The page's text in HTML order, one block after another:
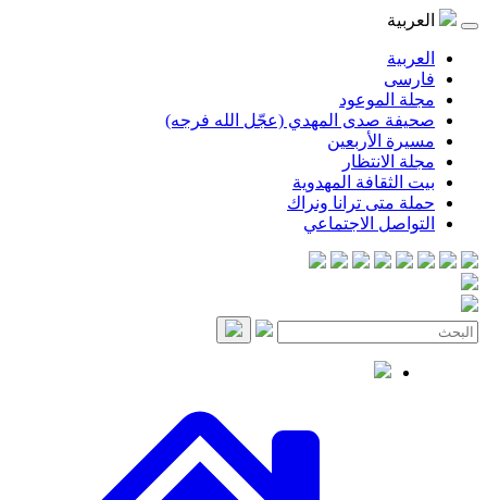
المهدي (عجّل الله فرجه)
المهدوية
ترانا ونراك
الاجتماعي